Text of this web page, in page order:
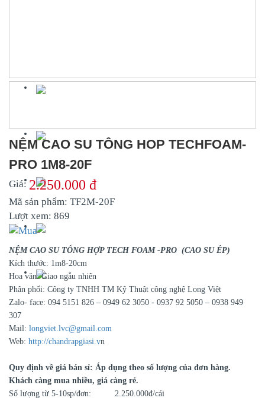
NỆM CAO SU TÔNG HOP TECHFOAM-
PRO 1M8-20F
Giá: 2.250.000 đ
Mã sản phẩm: TF2M-20F
Lượt xem: 869
NỆM CAO SU TỔNG HỢP TECH FOAM -PRO (CAO SU ÉP)
Kích thước: 1m8-20cm
Hoa văn: Giao ngẫu nhiên
Phân phối: Công ty TNHH TM Kỹ Thuật công nghệ Long Việt
Zalo- face: 094 5151 826 – 0949 62 3050 - 0937 92 5050 – 0938 949
307
Mail: longviet.lvc@gmail.com
Web: http://chandrapgiasi.vn
Quy định về giá bán sỉ: Áp dụng theo số lượng của đơn hàng.
Khách càng mua nhiều, giá càng rẻ.
Số lượng từ 5-10sp/đơn: 2.250.000đ/cái